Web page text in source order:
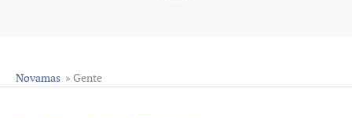
Novamas » Gente